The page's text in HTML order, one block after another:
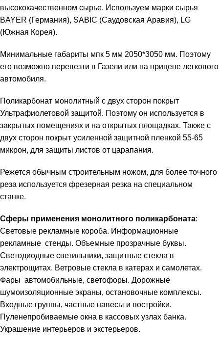
высококачественном сырье. Используем марки сырья
BAYER (Германия), SABIC (Саудовская Аравия), LG
(Южная Корея).
Минимальные габариты мпк 5 мм 2050*3050 мм. Поэтому
его возможно перевезти в Газели или на прицепе легкового
автомобиля.
Поликарбонат монолитный с двух сторон покрыт
Ультрафиолетовой защитой. Поэтому он используется в
закрытых помещениях и на открытых площадках. Также с
двух сторон покрыт усиленной защитной пленкой 55-65
микрон, для защиты листов от царапания.
Режется обычным строительным ножом, для более точного
реза используется фрезерная резка на специальном
станке.
Сферы применения монолитного поликарбоната:
Световые рекламные короба. Информационные
рекламные стенды. Объемные прозрачные буквы.
Светодиодные светильники, защитные стекла в
электрощитах. Ветровые стекла в катерах и самолетах.
Фары автомобильные, светофоры. Дорожные
шумоизоляционные экраны, остановочные комплексы.
Входные группы, частные навесы и постройки.
Пуленепробиваемые окна в кассовых узлах банка.
Украшение интерьеров и экстерьеров.